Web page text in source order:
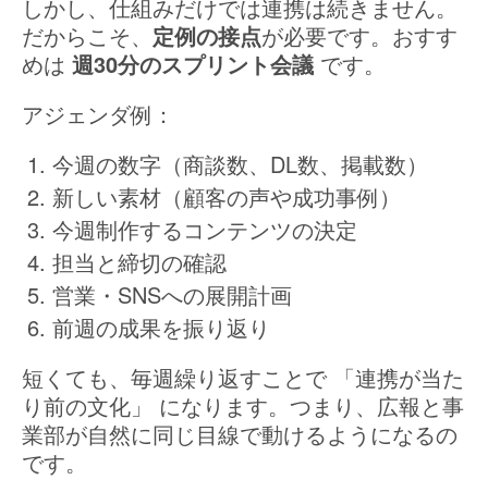
しかし、仕組みだけでは連携は続きません。
だからこそ、 定例の接点が必要です。おすす
めは 週30分のスプリント会議 です。
アジェンダ例：
今週の数字（商談数、DL数、掲載数）
新しい素材（顧客の声や成功事例）
今週制作するコンテンツの決定
担当と締切の確認
営業・SNSへの展開計画
前週の成果を振り返り
短くても、毎週繰り返すことで 「連携が当た
り前の文化」 になります。つまり、広報と事
業部が自然に同じ目線で動けるようになるの
です。